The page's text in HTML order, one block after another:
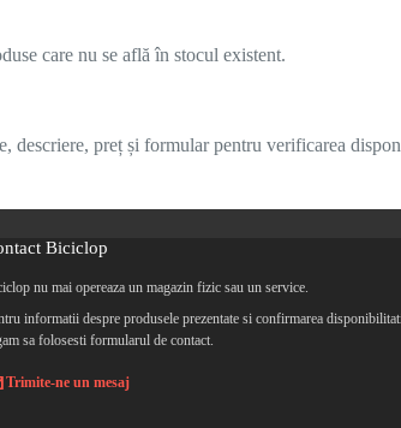
care nu se află în stocul existent.
descriere, preț și formular pentru verificarea
Biciclop
nu mai opereaza un magazin fizic sau un service.
informatii despre produsele prezentate si confirmarea
sa folosesti formularul de contact.
Trimite-ne un mesaj